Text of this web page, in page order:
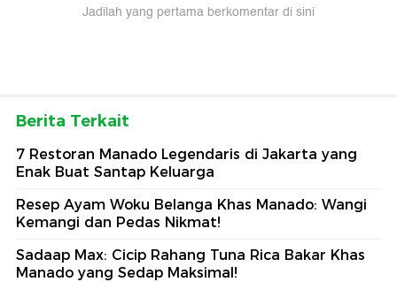
Jadilah yang pertama berkomentar di sini
Berita Terkait
7 Restoran Manado Legendaris di Jakarta yang
Enak Buat Santap Keluarga
Resep Ayam Woku Belanga Khas Manado: Wangi
Kemangi dan Pedas Nikmat!
Sadaap Max: Cicip Rahang Tuna Rica Bakar Khas
Manado yang Sedap Maksimal!